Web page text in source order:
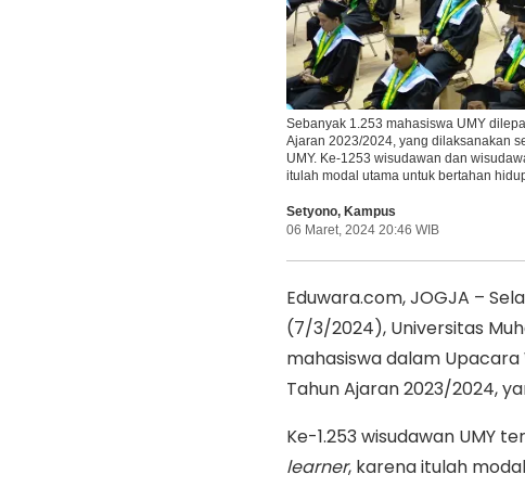
Sebanyak 1.253 mahasiswa UMY
Ajaran 2023/2024, yang dilaksanakan
UMY. Ke-1253 wisudawan dan
itulah modal utama untuk bertahan
Setyono, Kampus
06 Maret, 2024 20:46 WIB
Eduwara.com, JOGJA –
(7/3/2024), Universitas
mahasiswa dalam Upacara
Tahun Ajaran 2023/2024,
Ke-1.253 wisudawan UMY
learner, karena itulah